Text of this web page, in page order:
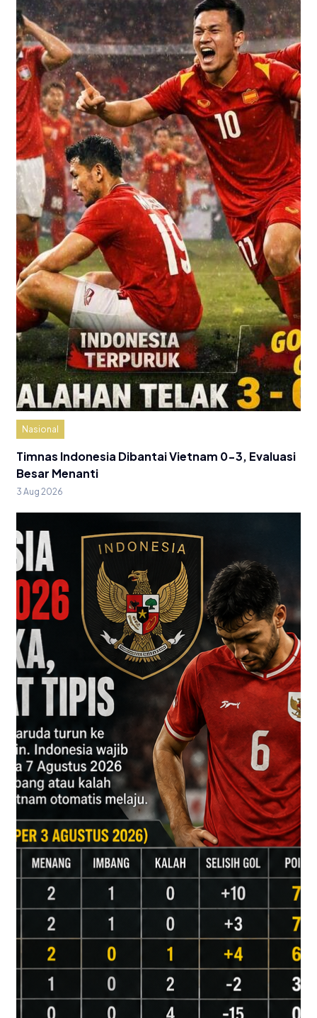
Nasional
Timnas Indonesia Dibantai Vietnam 0-3, Evaluasi
Besar Menanti
3 Aug 2026